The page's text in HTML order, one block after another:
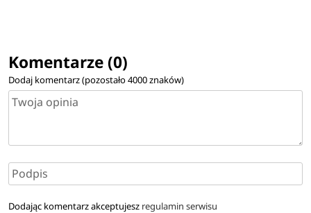
Komentarze (0)
Dodaj komentarz (pozostało4000znaków)
Dodając komentarz akceptujesz regulamin serwisu